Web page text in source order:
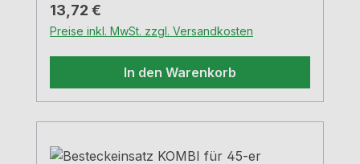
Regulärer Preis:
13,72 €
Preise inkl. MwSt. zzgl. Versandkosten
In den Warenkorb